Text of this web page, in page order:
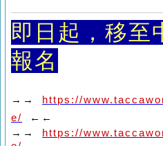
即日起 ，移
報名
→→ https://
e/
←←
→→ https://